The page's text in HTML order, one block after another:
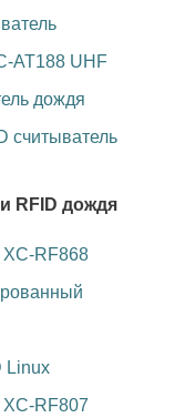
AT188 UHF
дождя
считыватель
RFID дождя
XC-RF868
Linux
RF807